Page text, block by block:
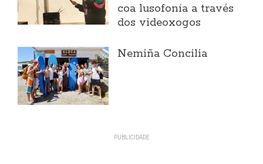
coa lusofonía a través
dos videoxogos
Nemiña Concilia